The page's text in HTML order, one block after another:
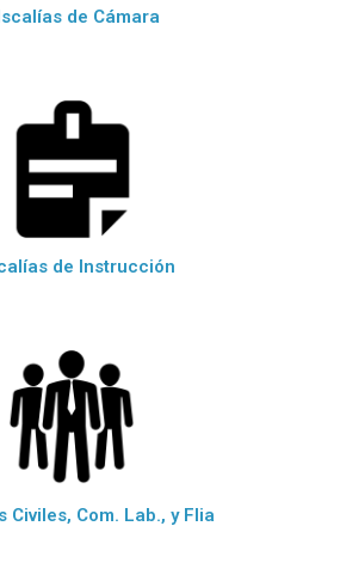
de Cámara
de Instrucción
Civiles, Com. Lab., y Flia